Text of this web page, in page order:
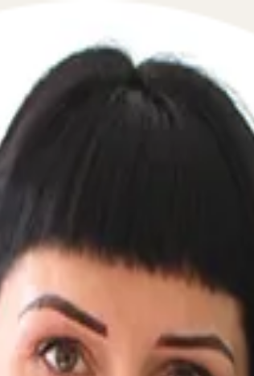
права в течение 5 минут!
мгновенно: